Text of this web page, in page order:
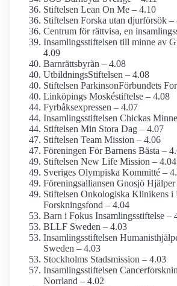
Stiftelsen Lean On Me – 4.10
Stiftelsen Forska utan djurförsök –
Centrum för rättvisa, en
Insamlings­stiftelsen till minne av
4.09
Barnrättsbyrån – 4.08
UtbildningsStiftelsen – 4.08
Stiftelsen Parkinson­Förbundets
Linköpings Moskéstiftelse – 4.08
Fyrbåks­expressen – 4.07
Insamlings­stiftelsen Chickas
Stiftelsen Min Stora Dag – 4.07
Stiftelsen Team Mission – 4.06
Föreningen För Barnens Bästa –
Stiftelsen New Life Mission – 4.04
Sveriges Olympiska Kommitté –
Förenings­alliansen Gnosjö
Stiftelsen Onkologiska Klinikens i
Forskningsfond – 4.04
Barn i Fokus Insamlings­stiftelse –
BLLF Sweden – 4.03
Insamlings­stiftelsen
Sweden – 4.03
Stockholms Stadsmission – 4.03
Insamlings­stiftelsen
Norrland – 4.02